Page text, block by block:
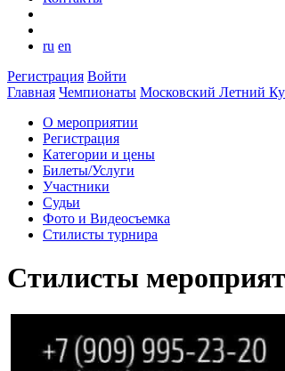
ru en
Регистрация Войти
Главная Чемпионаты Московский Летний
О мероприятии
Регистрация
Категории и цены
Билеты/Услуги
Участники
Судьи
Фото и Видеосъемка
Стилисты турнира
Стилисты